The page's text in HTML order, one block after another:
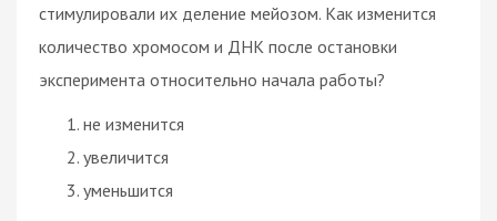
стимулировали их деление мейозом. Как изменится
количество хромосом и ДНК после остановки
эксперимента относительно начала работы?
не изменится
увеличится
уменьшится